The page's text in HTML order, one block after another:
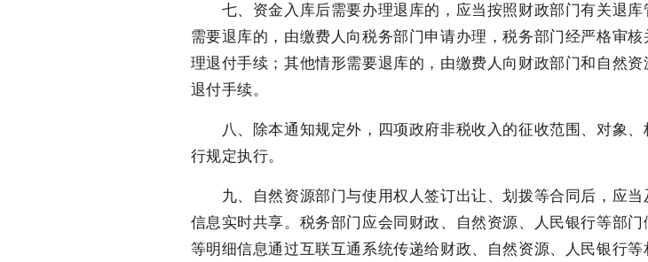
七、资金入库后需要办理退库的，应当按照财政部门有关退库
需要退库的，由缴费人向税务部门申请办理，税务部门经严格审
理退付手续；其他情形需要退库的，由缴费人向财政部门和自然
退付手续。
八、除本通知规定外，四项政府非税收入的征收范围、对象、
行规定执行。
九、自然资源部门与使用权人签订出让、划拨等合同后，应当
信息实时共享。税务部门应会同财政、自然资源、人民银行等部
等明细信息通过互联互通系统传递给财政、自然资源、人民银行